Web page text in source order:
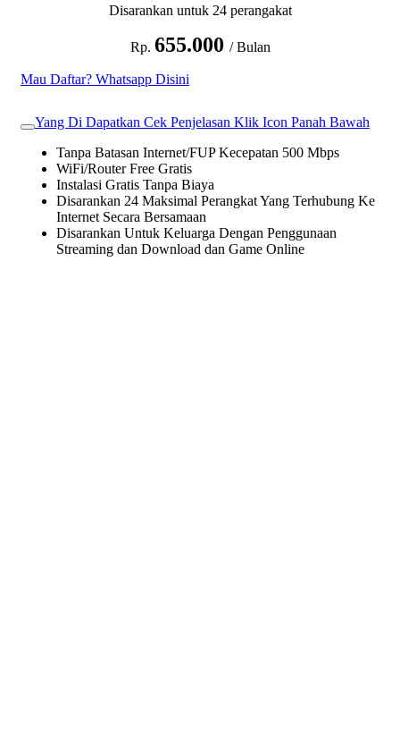
Disarankan untuk 24 perangakat
Rp. 655.000 / Bulan
Mau Daftar? Whatsapp Disini
Yang Di Dapatkan Cek Penjelasan Klik Icon Panah Bawah
Tanpa Batasan Internet/FUP Kecepatan 500 Mbps
WiFi/Router Free Gratis
Instalasi Gratis Tanpa Biaya
Disarankan 24 Maksimal Perangkat Yang Terhubung Ke
Internet Secara Bersamaan
Disarankan Untuk Keluarga Dengan Penggunaan
Streaming dan Download dan Game Online